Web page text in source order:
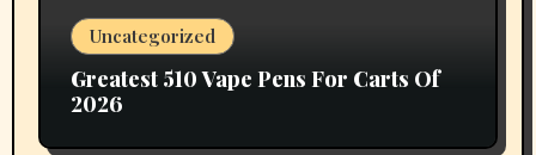
Uncategorized
Greatest 510 Vape Pens For Carts Of
2026